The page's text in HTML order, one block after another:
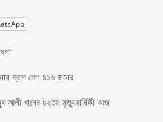
প্রাণ গেল ৪১৬ জনের
আলী খানের ৪২তম মৃত্যুবার্ষিকী আজ